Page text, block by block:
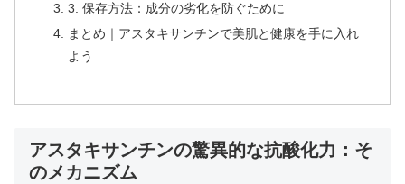
3. 保存方法：成分の劣化を防ぐために
まとめ｜アスタキサンチンで美肌と健康を手に入れ
よう
アスタキサンチンの驚異的な抗酸化力：そ
のメカニズム